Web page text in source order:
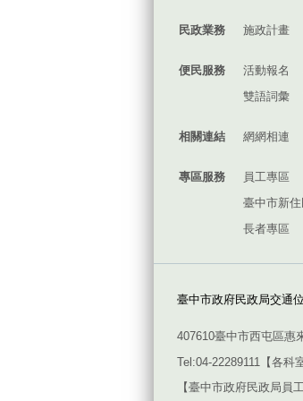
民政業務 施政計畫
便民服務 活動報名
雙語詞彙
相關連結 網網相連
專區服務 員工專區
臺中市新
長者專區
臺中市政府民政局交通
407610臺中市西屯區惠
Tel:04-22289111【各科
【臺中市政府民政局員